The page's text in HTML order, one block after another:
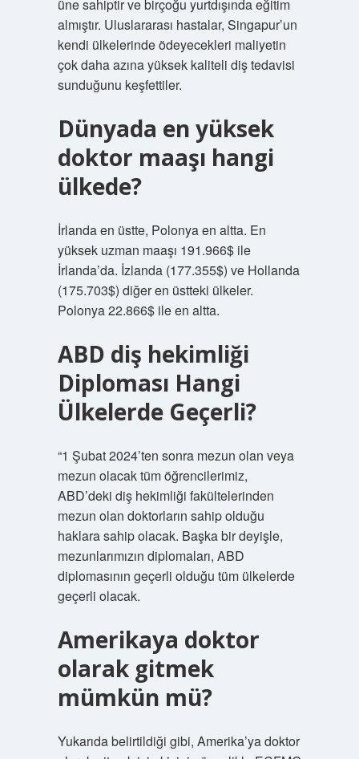
üne sahiptir ve birçoğu yurtdışında eğitim
almıştır. Uluslararası hastalar, Singapur’un
kendi ülkelerinde ödeyecekleri maliyetin
çok daha azına yüksek kaliteli diş tedavisi
sunduğunu keşfettiler.
Dünyada en yüksek
doktor maaşı hangi
ülkede?
İrlanda en üstte, Polonya en altta. En
yüksek uzman maaşı 191.966$ ile
İrlanda’da. İzlanda (177.355$) ve Hollanda
(175.703$) diğer en üstteki ülkeler.
Polonya 22.866$ ile en altta.
ABD diş hekimliği
Diploması Hangi
Ülkelerde Geçerli?
“1 Şubat 2024’ten sonra mezun olan veya
mezun olacak tüm öğrencilerimiz,
ABD’deki diş hekimliği fakültelerinden
mezun olan doktorların sahip olduğu
haklara sahip olacak. Başka bir deyişle,
mezunlarımızın diplomaları, ABD
diplomasının geçerli olduğu tüm ülkelerde
geçerli olacak.
Amerikaya doktor
olarak gitmek
mümkün mü?
Yukarıda belirtildiği gibi, Amerika’ya doktor